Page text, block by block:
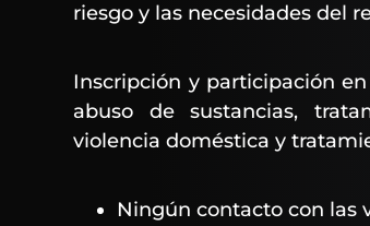
riesgo y las necesidades del
Inscripción y participación
abuso de sustancias,
violencia doméstica y
Ningún contacto con las